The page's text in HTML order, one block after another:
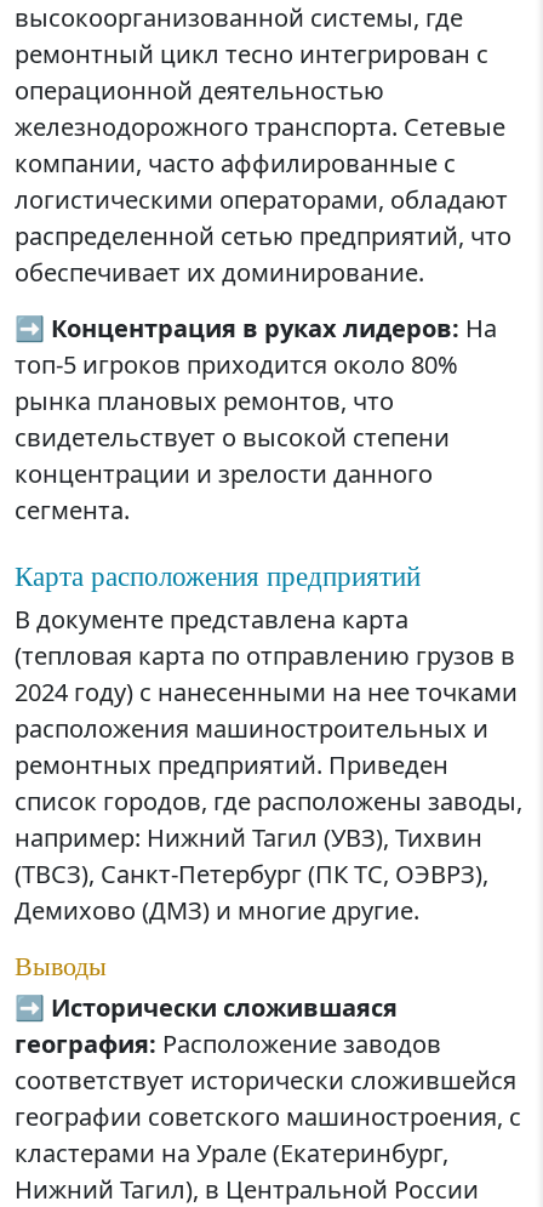
высокоорганизованной системы, где
ремонтный цикл тесно интегрирован с
операционной деятельностью
железнодорожного транспорта. Сетевые
компании, часто аффилированные с
логистическими операторами, обладают
распределенной сетью предприятий, что
обеспечивает их доминирование.
➡️ Концентрация в руках лидеров: На
топ-5 игроков приходится около 80%
рынка плановых ремонтов, что
свидетельствует о высокой степени
концентрации и зрелости данного
сегмента.
Карта расположения предприятий
В документе представлена карта
(тепловая карта по отправлению грузов в
2024 году) с нанесенными на нее точками
расположения машиностроительных и
ремонтных предприятий. Приведен
список городов, где расположены заводы,
например: Нижний Тагил (УВЗ), Тихвин
(ТВСЗ), Санкт-Петербург (ПК ТС, ОЭВРЗ),
Демихово (ДМЗ) и многие другие.
Выводы
➡️ Исторически сложившаяся
география: Расположение заводов
соответствует исторически сложившейся
географии советского машиностроения, с
кластерами на Урале (Екатеринбург,
Нижний Тагил), в Центральной России